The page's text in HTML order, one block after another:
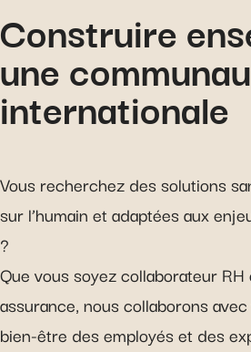
Construire
une
internationale
Vous recherchez des solutions
sur l’humain et adaptées aux
?
Que vous soyez collaborateur
assurance, nous collaborons
bien-être des employés et des